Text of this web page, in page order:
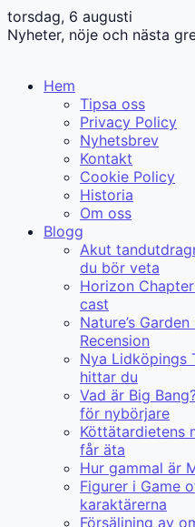
torsdag, 6 augusti
Nyheter, nöje och nästa
Hem
Tipsa oss
Privacy Policy
Nyhetsbrev
Kontakt
Cookie Policy
Historia
Om oss
Blogg
Akut
du bör veta
Horizon
cast
Nature’s
Recension
Nya Lidköpings
hittar du
Vad är Big
för nybörjare
Köttätardietens
får äta
Hur gammal är
Figurer i Game
karaktärerna
Försäljning av